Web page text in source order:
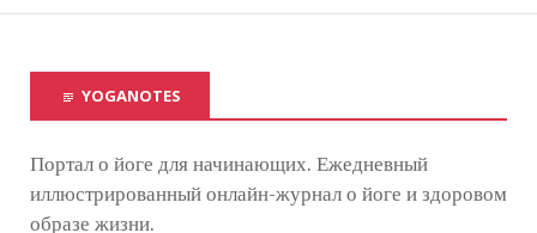
YOGANOTES
Портал о йоге для начинающих. Ежедневный
иллюстрированный онлайн-журнал о йоге и здоровом
образе жизни.